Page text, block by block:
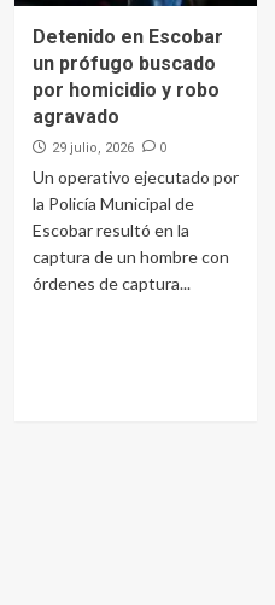
Detenido en Escobar
un prófugo buscado
por homicidio y robo
agravado
29 julio, 2026 0
Un operativo ejecutado por
la Policía Municipal de
Escobar resultó en la
captura de un hombre con
órdenes de captura...